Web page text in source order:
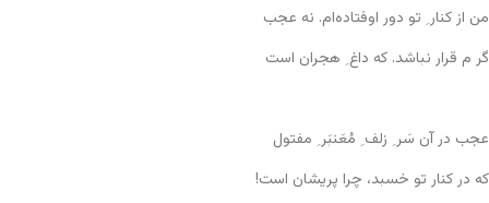
من از کنار ِ تو دور اوفتاده‌ام. نه عجب
گر م قرار نباشد. که داغ ِ هجران است
عجب در آن سَر ِ زلف ِ مُعَنبَر ِ مفتول
که در کنار تو خسبد، چرا پریشان است!